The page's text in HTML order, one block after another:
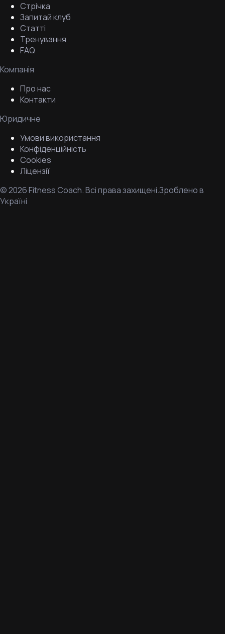
Стрічка
Запитай клуб
Статті
Тренування
FAQ
Компанія
Про нас
Контакти
Юридичне
Умови використання
Конфіденційність
Cookies
Ліцензії
©2026Fitness Coach.Всі права захищені.Зроблено в
Україні